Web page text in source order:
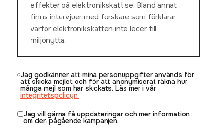
effekter på elektronikskatt.se. Bland annat
finns intervjuer med forskare som förklarar
varför elektronikskatten inte leder till
miljönytta.
Jag godkänner att mina personuppgifter används för
att skicka mejlet och för att anonymiserat räkna hur
många mejl som har skickats. Läs mer i vår
integritetspolicyn.
Jag vill gärna få uppdateringar och mer information
om den pågående kampanjen.